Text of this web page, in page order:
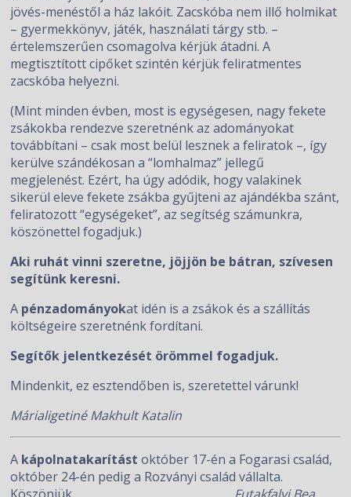
jövés-menéstől a ház lakóit. Zacskóba nem illő holmikat
– gyermekkönyv, játék, használati tárgy stb. –
értelemszerűen csomagolva kérjük átadni. A
megtisztított cipőket szintén kérjük feliratmentes
zacskóba helyezni.
(Mint minden évben, most is egységesen, nagy fekete
zsákokba rendezve szeretnénk az adományokat
továbbítani – csak most belül lesznek a feliratok –, így
kerülve szándékosan a “lomhalmaz” jellegű
megjelenést. Ezért, ha úgy adódik, hogy valakinek
sikerül eleve fekete zsákba gyűjteni az ajándékba szánt,
feliratozott “egységeket”, az segítség számunkra,
köszönettel fogadjuk.)
Aki ruhát vinni szeretne, jöjjön be bátran, szívesen
segítünk keresni.
A pénzadományokat idén is a zsákok és a szállítás
költségeire szeretnénk fordítani.
Segítők jelentkezését örömmel fogadjuk.
Mindenkit, ez esztendőben is, szeretettel várunk!
Márialigetiné Makhult Katalin
A kápolnatakarítást október 17-én a Fogarasi család,
október 24-én pedig a Rozványi család vállalta.